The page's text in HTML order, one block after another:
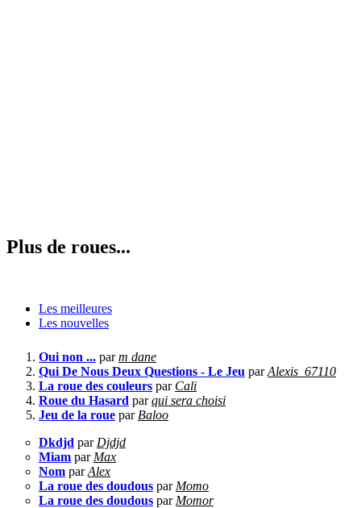
Plus de roues...
Les meilleures
Les nouvelles
Oui non ... parm dane
Qui De Nous Deux Questions - Le Jeu parAlexis_67110
La roue des couleurs par Cali
Roue du Hasard parqui sera choisi
Jeu de la roue par Baloo
Dkdjd par Djdjd
Miam par Max
Nom parAlex
La roue des doudous par Momo
La roue des doudous par Momor